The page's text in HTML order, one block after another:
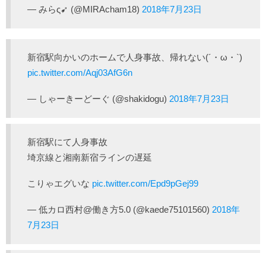
— みらς➹ (@MIRAcham18) 2018年7月23日
新宿駅向かいのホームで人身事故、帰れない(´・ω・`)
pic.twitter.com/Aqj03AfG6n
— しゃーきーどーぐ (@shakidogu) 2018年7月23日
新宿駅にて人身事故
埼京線と湘南新宿ラインの遅延
こりゃエグいな pic.twitter.com/Epd9pGej99
— 低カロ西村@働き方5.0 (@kaede75101560) 2018年
7月23日